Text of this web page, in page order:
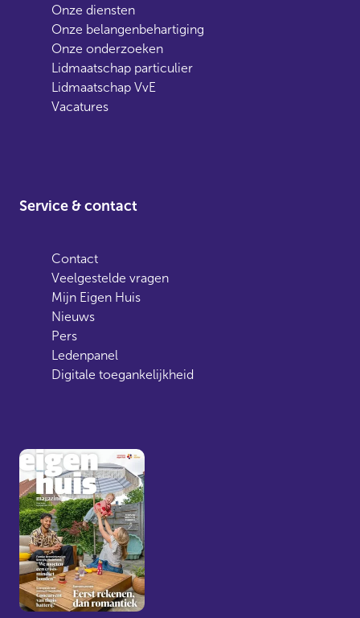
Onze diensten
Onze belangenbehartiging
Onze onderzoeken
Lidmaatschap particulier
Lidmaatschap VvE
Vacatures
Service & contact
Contact
Veelgestelde vragen
Mijn Eigen Huis
Nieuws
Pers
Ledenpanel
Digitale toegankelijkheid